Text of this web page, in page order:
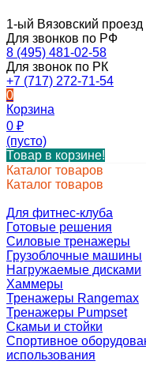
1-ый Вязовский проезд
Для звонков по РФ
8 (495) 481-02-58
Для звонок по РК
+7 (717) 272-71-54
0
Корзина
0 ₽
(пусто)
Товар в корзине!
Каталог товаров
Каталог товаров
Для фитнес-клуба
Готовые решения
Силовые тренажеры
Грузоблочные машины
Нагружаемые дисками
Хаммеры
Тренажеры Rangemax
Тренажеры Pumpset
Скамьи и стойки
Спортивное
использования